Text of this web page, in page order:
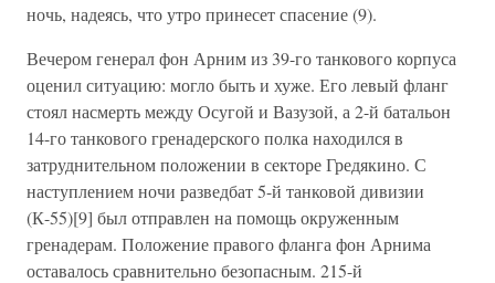
ночь, надеясь, что утро принесет спасение (9).
Вечером генерал фон Арним из 39-го танкового корпуса
оценил ситуацию: могло быть и хуже. Его левый фланг
стоял насмерть между Осугой и Вазузой, а 2-й батальон
14-го танкового гренадерского полка находился в
затруднительном положении в секторе Гредякино. С
наступлением ночи разведбат 5-й танковой дивизии
(К-55)[9] был отправлен на помощь окруженным
гренадерам. Положение правого фланга фон Арнима
оставалось сравнительно безопасным. 215-й